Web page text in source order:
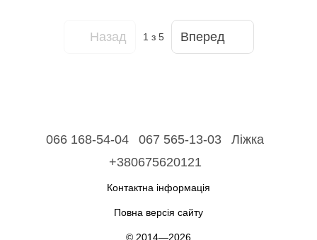
Назад 1 з 5 Вперед
066 168-54-04 067 565-13-03
Ліжка
+380675620121
Контактна інформація
Повна версія сайту
© 2014—2026